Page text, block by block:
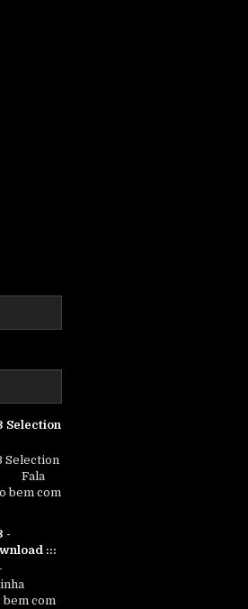
Selection
Selection
Fala
bem com
-
:::
com